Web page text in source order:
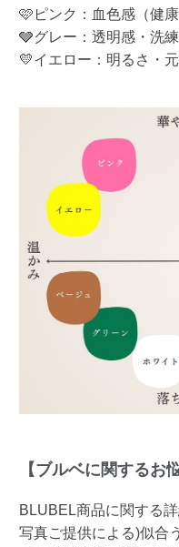
🩷ピンク：血色感（健
🩶グレー：透明感・洗
💛イエロー：明るさ・
【ブルベに関するお
BLUBEL商品に関する
写真ご提供による)似合